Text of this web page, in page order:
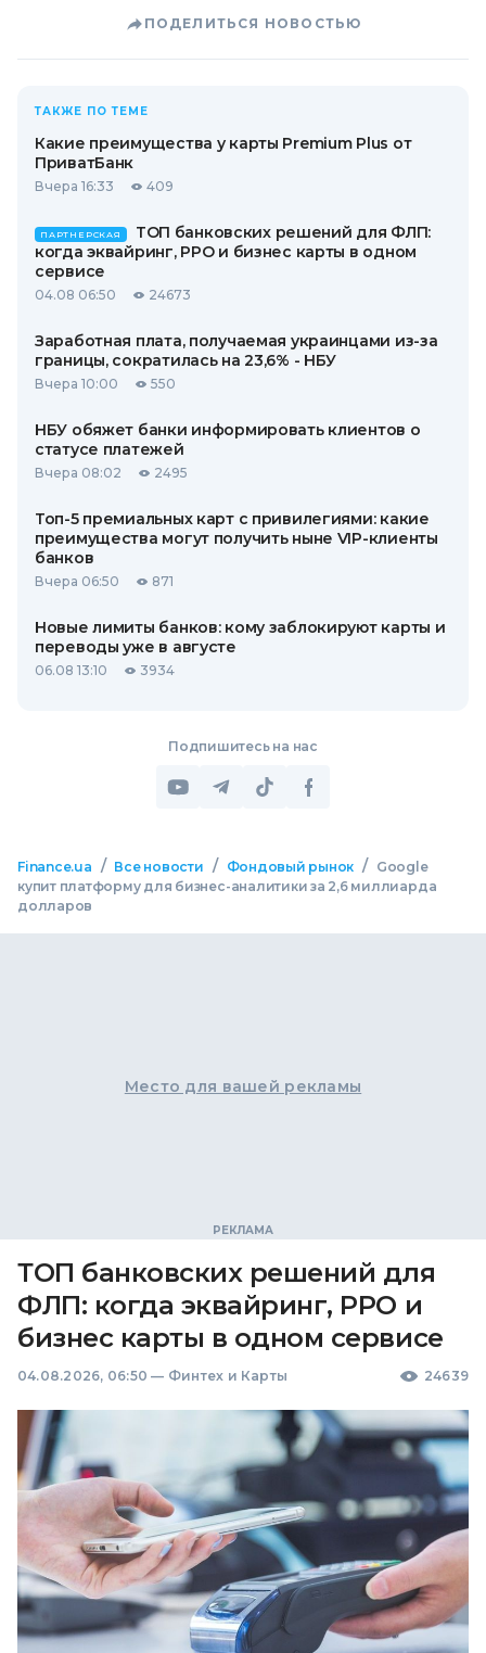
ПОДЕЛИТЬСЯ НОВОСТЬЮ
ТАКЖЕ ПО ТЕМЕ
Какие преимущества у карты Premium Plus от
ПриватБанк
Вчера 16:33 409
ПАРТНЕРСКАЯ
ТОП банковских решений для ФЛП:
когда эквайринг, РРО и бизнес карты в одном
сервисе
04.08 06:50 24673
Заработная плата, получаемая украинцами из-за
границы, сократилась на 23,6% - НБУ
Вчера 10:00 550
НБУ обяжет банки информировать клиентов о
статусе платежей
Вчера 08:02 2495
Топ-5 премиальных карт с привилегиями: какие
преимущества могут получить ныне VIP-клиенты
банков
Вчера 06:50 871
Новые лимиты банков: кому заблокируют карты и
переводы уже в августе
06.08 13:10 3934
Подпишитесь на нас
Finance.ua / Все новости / Фондовый рынок /
Google
купит платформу для бизнес-аналитики за 2,6 миллиарда
долларов
Место для вашей рекламы
ТОП банковских решений для
ФЛП: когда эквайринг, РРО и
бизнес карты в одном сервисе
04.08.2026, 06:50 — Финтех и Карты 24639